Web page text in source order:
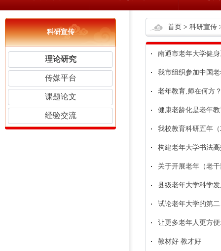
科研宣传
理论研究
传媒平台
课题论文
经验交流
首页 > 科研宣传
南通市老年大学健
我市组织参加中国
老年教育,师在何方
健康老龄化是老年
我校教育科研五年
构建老年大学书法
关于开展老年（老
县级老年大学科学
试论老年大学的第
让更多老年人更方
教材好 教才好